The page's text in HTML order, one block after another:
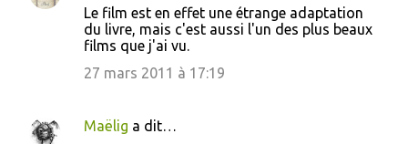
Le film est en effet une étrange adaptation
du livre, mais c'est aussi l'un des plus beaux
films que j'ai vu.
27 mars 2011 à 17:19
Maëlig a dit…